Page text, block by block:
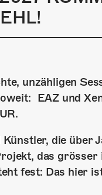
unzähligen
EAZ und
die über
das
fest: Das hier